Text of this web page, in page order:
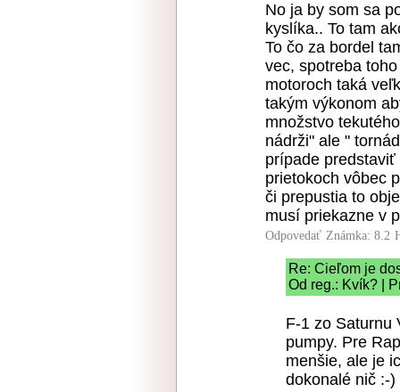
No ja by som sa
kyslíka.. To tam
To čo za bordel
vec, spotreba
motoroch taká
takým výkonom
množstvo
nádrži" ale "
prípade
prietokoch vôbec
či prepustia to
musí priekazne v
Odpovedať Známka: 8.2
Re: Cieľom je
Od reg.: Kvík? |
F-1 zo Saturnu
pumpy. Pre
menšie, ale je
dokonalé nič :-)